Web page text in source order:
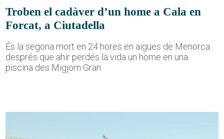
Troben el cadàver d’un home a Cala en
Forcat, a Ciutadella
És la segona mort en 24 hores en aigües de Menorca
després que ahir perdés la vida un home en una
piscina des Migjorn Gran